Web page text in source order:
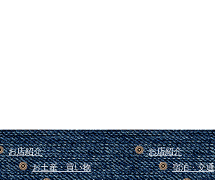
お店紹介
お土産・買い物
お店紹介
宿泊・交通